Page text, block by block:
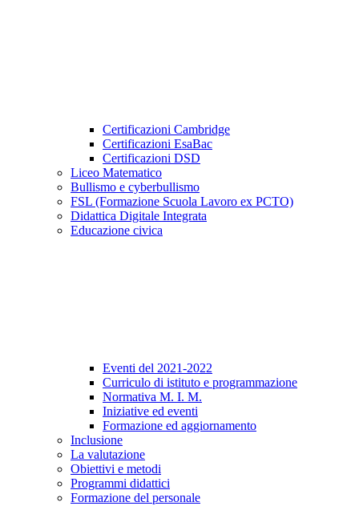
Certificazioni Cambridge
Certificazioni EsaBac
Certificazioni DSD
Liceo Matematico
Bullismo e cyberbullismo
FSL (Formazione Scuola Lavoro ex PCTO)
Didattica Digitale Integrata
Educazione civica
Eventi del 2021-2022
Curriculo di istituto e programmazione
Normativa M. I. M.
Iniziative ed eventi
Formazione ed aggiornamento
Inclusione
La valutazione
Obiettivi e metodi
Programmi didattici
Formazione del personale